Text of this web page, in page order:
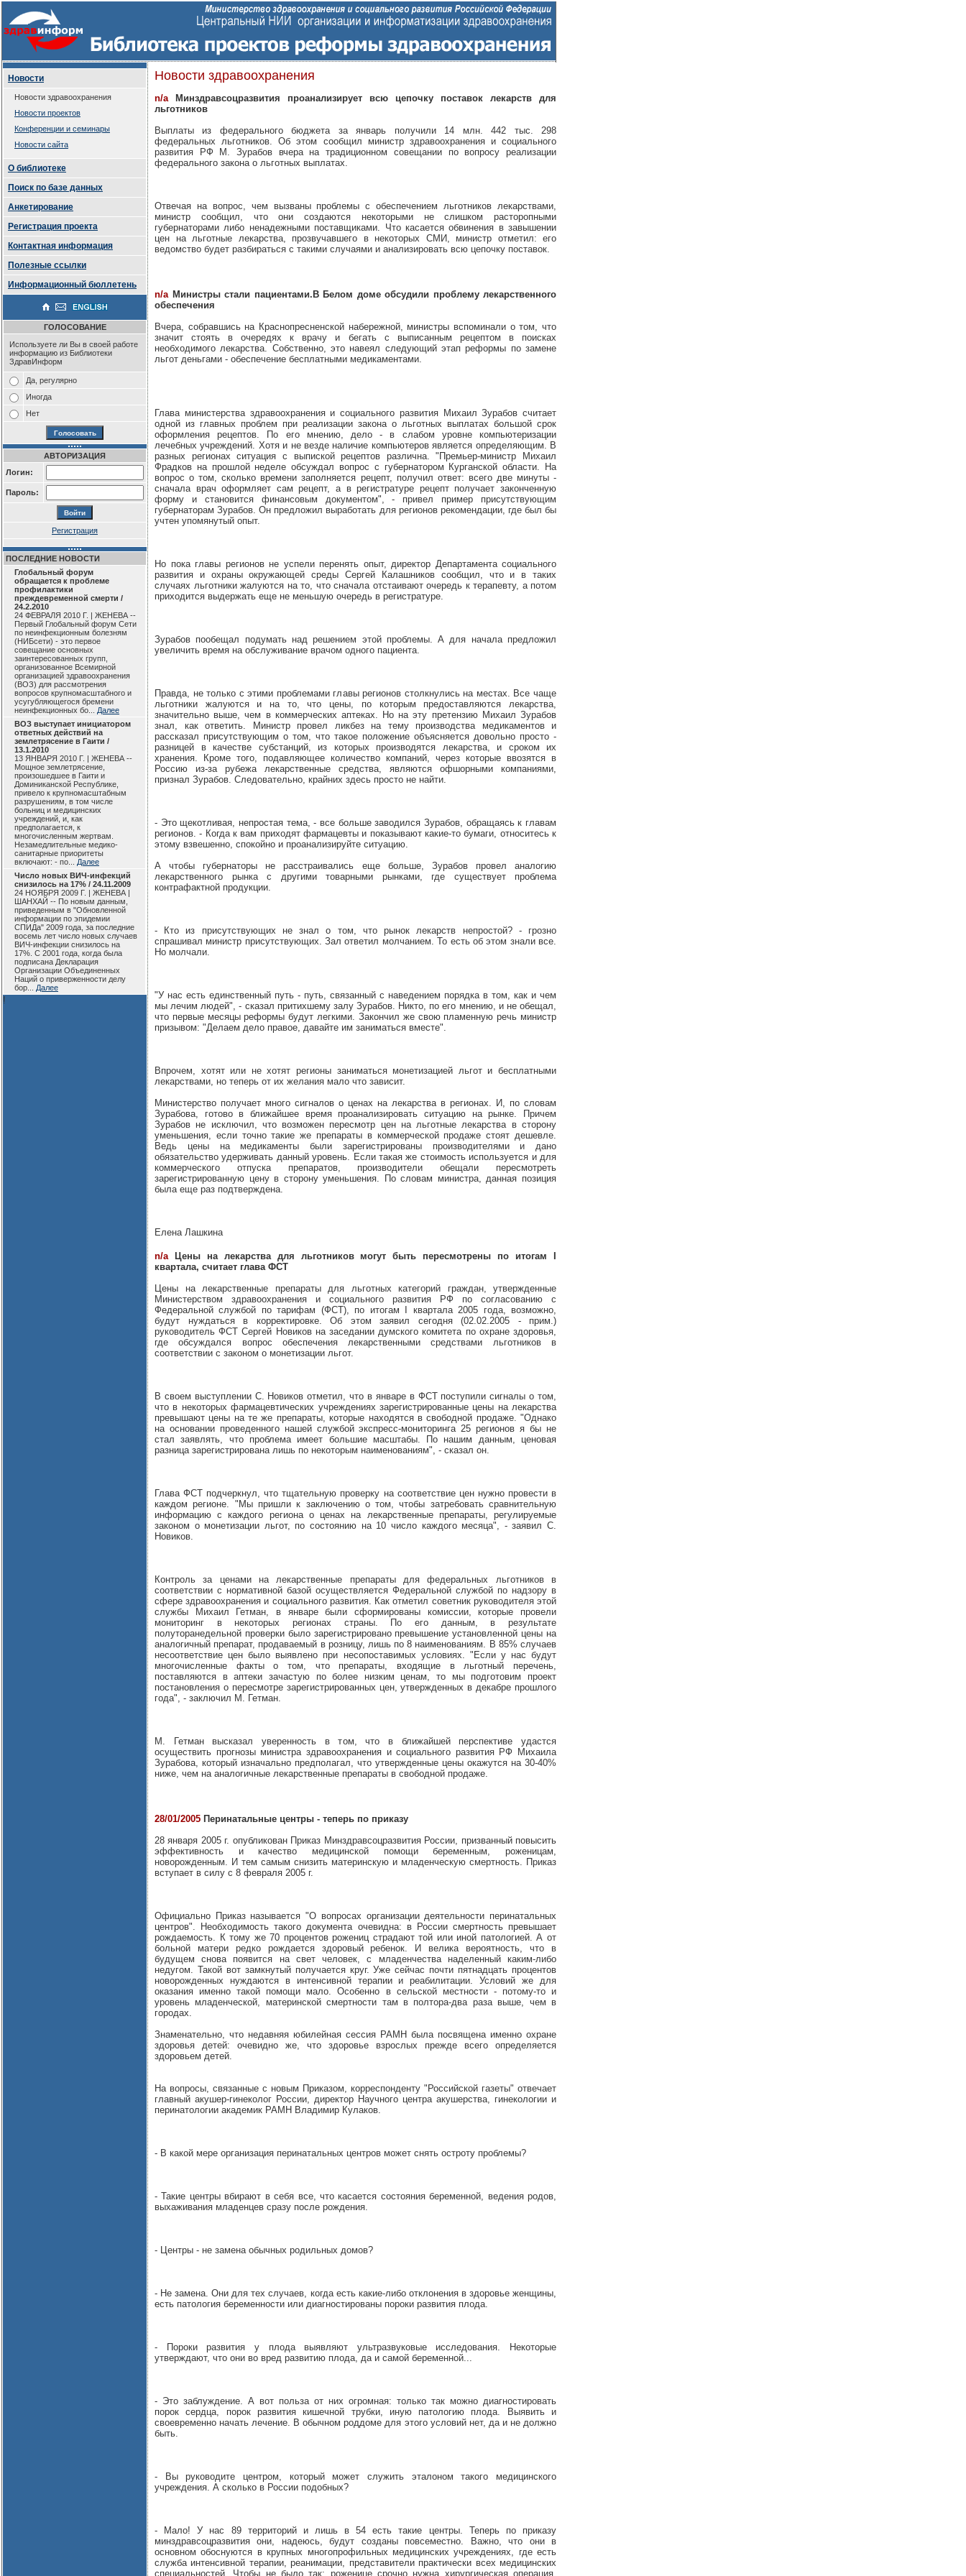
Новости
Новости здравоохранения
Новости проектов
Конференции и семинары
Новости сайта
О библиотеке
Поиск по базе данных
Анкетирование
Регистрация проекта
Контактная информация
Полезные ссылки
Информационный бюллетень
ГОЛОСОВАНИЕ
Используете ли Вы в своей работе
информацию из Библиотеки
ЗдравИнформ
Да, регулярно
Иногда
Нет
АВТОРИЗАЦИЯ
Логин:
Пароль:
Регистрация
ПОСЛЕДНИЕ НОВОСТИ
Глобальный форум
обращается к проблеме
профилактики
преждевременной смерти /
24.2.2010
24 ФЕВРАЛЯ 2010 Г. | ЖЕНЕВА --
Первый Глобальный форум Сети
по неинфекционным болезням
(НИБсети) - это первое
совещание основных
заинтересованных групп,
организованное Всемирной
организацией здравоохранения
(ВОЗ) для рассмотрения
вопросов крупномасштабного и
усугубляющегося бремени
неинфекционных бо... Далее
ВОЗ выступает инициатором
ответных действий на
землетрясение в Гаити /
13.1.2010
13 ЯНВАРЯ 2010 Г. | ЖЕНЕВА --
Мощное землетрясение,
произошедшее в Гаити и
Доминиканской Республике,
привело к крупномасштабным
разрушениям, в том числе
больниц и медицинских
учреждений, и, как
предполагается, к
многочисленным жертвам.
Незамедлительные медико-
санитарные приоритеты
включают: - по... Далее
Число новых ВИЧ-инфекций
снизилось на 17% / 24.11.2009
24 НОЯБРЯ 2009 Г. | ЖЕНЕВА |
ШАНХАЙ -- По новым данным,
приведенным в "Обновленной
информации по эпидемии
СПИДа" 2009 года, за последние
восемь лет число новых случаев
ВИЧ-инфекции снизилось на
17%. С 2001 года, когда была
подписана Декларация
Организации Объединенных
Наций о приверженности делу
бор... Далее
!
Новости здравоохранения
n/aМинздравсоцразвития проанализирует всю цепочку поставок лекарств для
льготников
Выплаты из федерального бюджета за январь получили 14 млн. 442 тыс. 298
федеральных льготников. Об этом сообщил министр здравоохранения и социального
развития РФ М. Зурабов вчера на традиционном совещании по вопросу реализации
федерального закона о льготных выплатах.
Отвечая на вопрос, чем вызваны проблемы с обеспечением льготников лекарствами,
министр сообщил, что они создаются некоторыми не слишком расторопными
губернаторами либо ненадежными поставщиками. Что касается обвинения в завышении
цен на льготные лекарства, прозвучавшего в некоторых СМИ, министр отметил: его
ведомство будет разбираться с такими случаями и анализировать всю цепочку поставок.
n/aМинистры стали пациентами.В Белом доме обсудили проблему лекарственного
обеспечения
Вчера, собравшись на Краснопресненской набережной, министры вспоминали о том, что
значит стоять в очередях к врачу и бегать с выписанным рецептом в поисках
необходимого лекарства. Собственно, это навеял следующий этап реформы по замене
льгот деньгами - обеспечение бесплатными медикаментами.
Глава министерства здравоохранения и социального развития Михаил Зурабов считает
одной из главных проблем при реализации закона о льготных выплатах большой срок
оформления рецептов. По его мнению, дело - в слабом уровне компьютеризации
лечебных учреждений. Хотя и не везде наличие компьютеров является определяющим. В
разных регионах ситуация с выпиской рецептов различна. "Премьер-министр Михаил
Фрадков на прошлой неделе обсуждал вопрос с губернатором Курганской области. На
вопрос о том, сколько времени заполняется рецепт, получил ответ: всего две минуты -
сначала врач оформляет сам рецепт, а в регистратуре рецепт получает законченную
форму и становится финансовым документом", - привел пример присутствующим
губернаторам Зурабов. Он предложил выработать для регионов рекомендации, где был бы
учтен упомянутый опыт.
Но пока главы регионов не успели перенять опыт, директор Департамента социального
развития и охраны окружающей среды Сергей Калашников сообщил, что и в таких
случаях льготники жалуются на то, что сначала отстаивают очередь к терапевту, а потом
приходится выдержать еще не меньшую очередь в регистратуре.
Зурабов пообещал подумать над решением этой проблемы. А для начала предложил
увеличить время на обслуживание врачом одного пациента.
Правда, не только с этими проблемами главы регионов столкнулись на местах. Все чаще
льготники жалуются и на то, что цены, по которым предоставляются лекарства,
значительно выше, чем в коммерческих аптеках. Но на эту претензию Михаил Зурабов
знал, как ответить. Министр провел ликбез на тему производства медикаментов и
рассказал присутствующим о том, что такое положение объясняется довольно просто -
разницей в качестве субстанций, из которых производятся лекарства, и сроком их
хранения. Кроме того, подавляющее количество компаний, через которые ввозятся в
Россию из-за рубежа лекарственные средства, являются офшорными компаниями,
признал Зурабов. Следовательно, крайних здесь просто не найти.
- Это щекотливая, непростая тема, - все больше заводился Зурабов, обращаясь к главам
регионов. - Когда к вам приходят фармацевты и показывают какие-то бумаги, относитесь к
этому взвешенно, спокойно и проанализируйте ситуацию.
А чтобы губернаторы не расстраивались еще больше, Зурабов провел аналогию
лекарственного рынка с другими товарными рынками, где существует проблема
контрафактной продукции.
- Кто из присутствующих не знал о том, что рынок лекарств непростой? - грозно
спрашивал министр присутствующих. Зал ответил молчанием. То есть об этом знали все.
Но молчали.
"У нас есть единственный путь - путь, связанный с наведением порядка в том, как и чем
мы лечим людей", - сказал притихшему залу Зурабов. Никто, по его мнению, и не обещал,
что первые месяцы реформы будут легкими. Закончил же свою пламенную речь министр
призывом: "Делаем дело правое, давайте им заниматься вместе".
Впрочем, хотят или не хотят регионы заниматься монетизацией льгот и бесплатными
лекарствами, но теперь от их желания мало что зависит.
Министерство получает много сигналов о ценах на лекарства в регионах. И, по словам
Зурабова, готово в ближайшее время проанализировать ситуацию на рынке. Причем
Зурабов не исключил, что возможен пересмотр цен на льготные лекарства в сторону
уменьшения, если точно такие же препараты в коммерческой продаже стоят дешевле.
Ведь цены на медикаменты были зарегистрированы производителями и дано
обязательство удерживать данный уровень. Если такая же стоимость используется и для
коммерческого отпуска препаратов, производители обещали пересмотреть
зарегистрированную цену в сторону уменьшения. По словам министра, данная позиция
была еще раз подтверждена.
Елена Лашкина
n/aЦены на лекарства для льготников могут быть пересмотрены по итогам I
квартала, считает глава ФСТ
Цены на лекарственные препараты для льготных категорий граждан, утвержденные
Министерством здравоохранения и социального развития РФ по согласованию с
Федеральной службой по тарифам (ФСТ), по итогам I квартала 2005 года, возможно,
будут нуждаться в корректировке. Об этом заявил сегодня (02.02.2005 - прим.)
руководитель ФСТ Сергей Новиков на заседании думского комитета по охране здоровья,
где обсуждался вопрос обеспечения лекарственными средствами льготников в
соответствии с законом о монетизации льгот.
В своем выступлении С. Новиков отметил, что в январе в ФСТ поступили сигналы о том,
что в некоторых фармацевтических учреждениях зарегистрированные цены на лекарства
превышают цены на те же препараты, которые находятся в свободной продаже. "Однако
на основании проведенного нашей службой экспресс-мониторинга 25 регионов я бы не
стал заявлять, что проблема имеет большие масштабы. По нашим данным, ценовая
разница зарегистрирована лишь по некоторым наименованиям", - сказал он.
Глава ФСТ подчеркнул, что тщательную проверку на соответствие цен нужно провести в
каждом регионе. "Мы пришли к заключению о том, чтобы затребовать сравнительную
информацию с каждого региона о ценах на лекарственные препараты, регулируемые
законом о монетизации льгот, по состоянию на 10 число каждого месяца", - заявил С.
Новиков.
Контроль за ценами на лекарственные препараты для федеральных льготников в
соответствии с нормативной базой осуществляется Федеральной службой по надзору в
сфере здравоохранения и социального развития. Как отметил советник руководителя этой
службы Михаил Гетман, в январе были сформированы комиссии, которые провели
мониторинг в некоторых регионах страны. По его данным, в результате
полуторанедельной проверки было зарегистрировано превышение установленной цены на
аналогичный препарат, продаваемый в розницу, лишь по 8 наименованиям. В 85% случаев
несоответствие цен было выявлено при несопоставимых условиях. "Если у нас будут
многочисленные факты о том, что препараты, входящие в льготный перечень,
поставляются в аптеки зачастую по более низким ценам, то мы подготовим проект
постановления о пересмотре зарегистрированных цен, утвержденных в декабре прошлого
года", - заключил М. Гетман.
М. Гетман высказал уверенность в том, что в ближайшей перспективе удастся
осуществить прогнозы министра здравоохранения и социального развития РФ Михаила
Зурабова, который изначально предполагал, что утвержденные цены окажутся на 30-40%
ниже, чем на аналогичные лекарственные препараты в свободной продаже.
28/01/2005 Перинатальные центры - теперь по приказу
28 января 2005 г. опубликован Приказ Минздравсоцразвития России, призванный повысить
эффективность и качество медицинской помощи беременным, роженицам,
новорожденным. И тем самым снизить материнскую и младенческую смертность. Приказ
вступает в силу с 8 февраля 2005 г.
Официально Приказ называется "О вопросах организации деятельности перинатальных
центров". Необходимость такого документа очевидна: в России смертность превышает
рождаемость. К тому же 70 процентов рожениц страдают той или иной патологией. А от
больной матери редко рождается здоровый ребенок. И велика вероятность, что в
будущем снова появится на свет человек, с младенчества наделенный каким-либо
недугом. Такой вот замкнутый получается круг. Уже сейчас почти пятнадцать процентов
новорожденных нуждаются в интенсивной терапии и реабилитации. Условий же для
оказания именно такой помощи мало. Особенно в сельской местности - потому-то и
уровень младенческой, материнской смертности там в полтора-два раза выше, чем в
городах.
Знаменательно, что недавняя юбилейная сессия РАМН была посвящена именно охране
здоровья детей: очевидно же, что здоровье взрослых прежде всего определяется
здоровьем детей.
На вопросы, связанные с новым Приказом, корреспонденту "Российской газеты" отвечает
главный акушер-гинеколог России, директор Научного центра акушерства, гинекологии и
перинатологии академик РАМН Владимир Кулаков.
- В какой мере организация перинатальных центров может снять остроту проблемы?
- Такие центры вбирают в себя все, что касается состояния беременной, ведения родов,
выхаживания младенцев сразу после рождения.
- Центры - не замена обычных родильных домов?
- Не замена. Они для тех случаев, когда есть какие-либо отклонения в здоровье женщины,
есть патология беременности или диагностированы пороки развития плода.
- Пороки развития у плода выявляют ультразвуковые исследования. Некоторые
утверждают, что они во вред развитию плода, да и самой беременной...
- Это заблуждение. А вот польза от них огромная: только так можно диагностировать
порок сердца, порок развития кишечной трубки, иную патологию плода. Выявить и
своевременно начать лечение. В обычном роддоме для этого условий нет, да и не должно
быть.
- Вы руководите центром, который может служить эталоном такого медицинского
учреждения. А сколько в России подобных?
- Мало! У нас 89 территорий и лишь в 54 есть такие центры. Теперь по приказу
минздравсоцразвития они, надеюсь, будут созданы повсеместно. Важно, что они в
основном обоснуются в крупных многопрофильных медицинских учреждениях, где есть
служба интенсивной терапии, реанимации, представители практически всех медицинских
специальностей. Чтобы не было так: роженице срочно нужна хирургическая операция,